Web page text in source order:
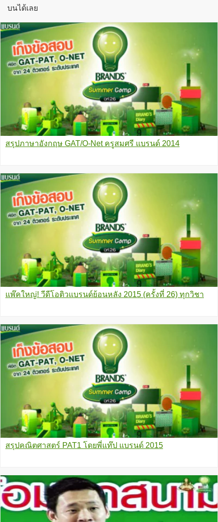
บนได้เลย
สรุปภาษาอังกฤษ GAT/O-Net ครูสมศรี แบรนด์ 2014
แพ๊คใหญ่! วีดีโอติวแบรนด์ย้อนหลัง 2015 (ครั้งที่ 26) ทุกวิชา
สรุปคณิตศาสตร์ PAT1 โดยพี่แท๊ป แบรนด์ 2015